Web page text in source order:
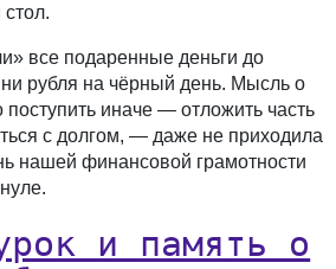
все подаренные деньги до
ни рубля на чёрный день. Мысль о
иначе — отложить часть
с долгом, — даже не приходила
нашей финансовой грамотности
и память о